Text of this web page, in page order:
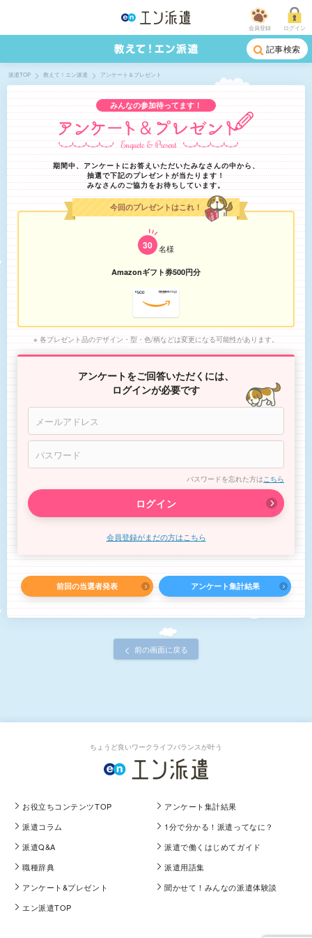
会員登録 ログイン
記事検索
派遣TOP 教えて！エン派遣 アンケート＆プレゼント
みんなの参加待ってます！
期間中、アンケートにお答えいただいたみなさんの中から、
抽選で下記のプレゼントが当たります！
みなさんのご協力をお待ちしています。
今回のプレゼントはこれ！
30 名様
Amazonギフト券500円分
各プレゼント品のデザイン・型・色/柄などは変更になる可能性があります。
アンケートをご回答いただくには、
ログインが必要です
パスワードを忘れた方はこちら
ログイン
会員登録がまだの方はこちら
前回の当選者発表 アンケート集計結果
前の画面に戻る
ちょうど良いワークライフバランスが叶う
お役立ちコンテンツTOP
アンケート集計結果
派遣コラム
1分で分かる！派遣ってなに？
派遣Q&A
派遣で働くはじめてガイド
職種辞典
派遣用語集
アンケート&プレゼント
聞かせて！みんなの派遣体験談
エン派遣TOP